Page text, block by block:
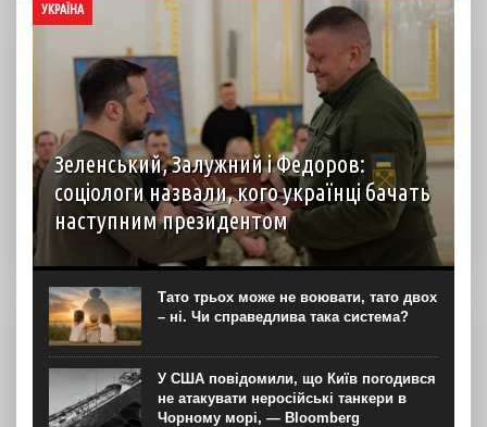
УКРАЇНА
Зеленський, Залужний і Федоров:
соціологи назвали, кого українці бачать
наступним президентом
Наразі в разі проведення президентських виборів
більшість українців обрали б на цю посаду чинного
президента Володимира Зеленського. На другому місці
за підтримкою виборців опинився колишній
головнокомандувач ЗСУ, а тепер...
Тато трьох може не воювати, тато двох
– ні. Чи справедлива така система?
У США повідомили, що Київ погодився
не атакувати неросійські танкери в
Чорному морі, — Bloomberg